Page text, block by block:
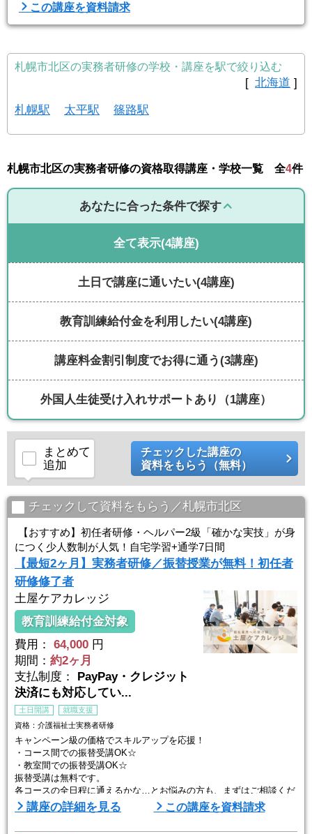
この講座を資料請求
札幌市北区の実務者研修の学校・講座を駅で絞り込む
[ 北海道 ]
札幌駅 太平駅 篠路駅
札幌市北区の実務者研修の資格取得講座・学校一覧 全4件
あなたに合った条件で探す
全て表示(4講座)
土日で講座に通いたい(4講座)
教育訓練給付金を利用したい(4講座)
講座料金割引制度でお得に通う(3講座)
外国人生徒受け入れサポートあり （1講座）
まとめて
追加
チェックした講座の
資料をもらう（無料）
チェックして資料をもらう／札幌市北区
【おすすめ】初任者研修・ヘルパー2級「確かな実技」が身
につく少人数制が人気！自宅学習+通学7日間
【最短2ヶ月】実務者研修／振替授業が無料！初任者
研修修了者
土屋ケアカレッジ
教育訓練給付金対象
費用：
64,000 円
期間： 約2ヶ月
支払制度： PayPay・クレジット
決済にも対応してい...
土日開講
就職支援
資格：介護福祉士実務者研修
キャンペーン級の価格でスキルアップを応援！
・コース間での振替受講OK☆
・教室間での振替受講OK☆
振替受講は無料です。
各コースの全日程に通えるかな…とお悩みの方も、まずはご相談くだ
さい！
講座の詳細を見る この講座を資料請求